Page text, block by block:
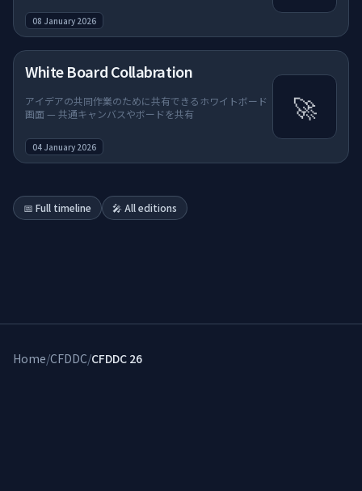
08 January 2026
White Board Collabration
アイデアの共同作業のために共有できるホワイトボード
画面 — 共通キャンバスやボードを共有
04 January 2026
🚀
📅 Full timeline 🎤 All editions
Home/CFDDC/CFDDC 26